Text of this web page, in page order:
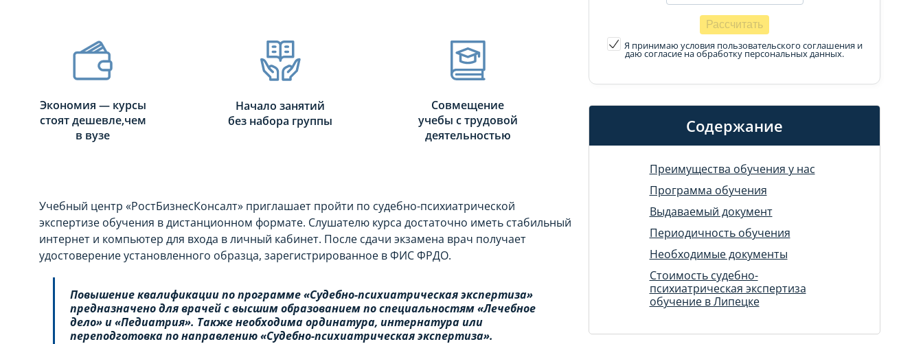
Я принимаю условия пользовательского соглашения и
даю согласие на обработку персональных данных.
Содержание
Преимущества обучения у нас
Программа обучения
Выдаваемый документ
Периодичность обучения
Необходимые документы
Стоимость судебно-
психиатрическая экспертиза
обучение в Липецке
Экономия — курсы
стоят дешевле,чем
в вузе
Начало занятий
без набора группы
Совмещение
учебы с трудовой
деятельностью
Учебный центр «РостБизнесКонсалт» приглашает пройти по судебно-психиатрической
экспертизе обучения в дистанционном формате. Слушателю курса достаточно иметь стабильный
интернет и компьютер для входа в личный кабинет. После сдачи экзамена врач получает
удостоверение установленного образца, зарегистрированное в ФИС ФРДО.
Повышение квалификации по программе «Судебно-психиатрическая экспертиза»
предназначено для врачей с высшим образованием по специальностям «Лечебное
дело» и «Педиатрия». Также необходима ординатура, интернатура или
переподготовка по направлению «Судебно-психиатрическая экспертиза».